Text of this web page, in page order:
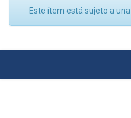
Este ítem está sujeto a una